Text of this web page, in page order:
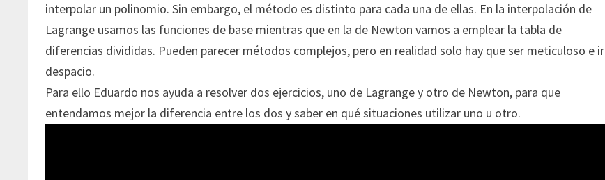
interpolar un polinomio. Sin embargo, el método es distinto para cada una de ellas. En la interpolación de
Lagrange usamos las funciones de base mientras que en la de Newton vamos a emplear la tabla de
diferencias divididas. Pueden parecer métodos complejos, pero en realidad solo hay que ser meticuloso e ir
despacio.
Para ello Eduardo nos ayuda a resolver dos ejercicios, uno de Lagrange y otro de Newton, para que
entendamos mejor la diferencia entre los dos y saber en qué situaciones utilizar uno u otro.